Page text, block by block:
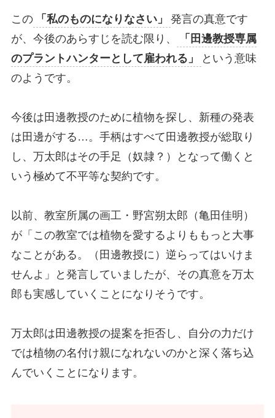
この 「私のものになりなさい」
発言の真意です
が、今後のあらすじを読む限り、
「田邊教授専属
のプラントハンターとして雇われる」
という意味
のようです。
今後は田邊教授のために植物を探し、新種の発表
は田邊がする…。手柄はすべて田邊教授が総取り
し、万太郎はその手足（奴隷？）となって働くと
いう極めて不平等な契約です。
以前、教室所属の画工・野宮朔太郎（亀田佳明）
が「この教室では植物を愛するよりももっと大事
なことがある。（田邊教授に）逆らってはいけま
せんよ」と発言していましたが、その真意を万太
郎も実感していくことになりそうです。
万太郎は田邊教授の提案を拒否し、自分の力だけ
では植物の名付け親になれないのかと深く落ち込
んでいくことになります。